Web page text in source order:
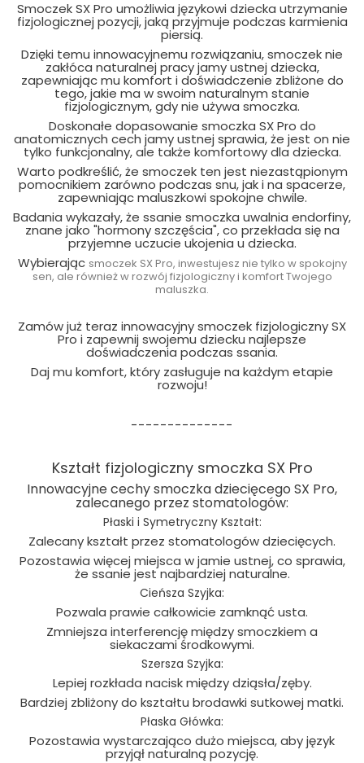
Smoczek SX Pro umożliwia językowi dziecka utrzymanie
fizjologicznej pozycji, jaką przyjmuje podczas karmienia
piersią.
Dzięki temu innowacyjnemu rozwiązaniu, smoczek nie
zakłóca naturalnej pracy jamy ustnej dziecka,
zapewniając mu komfort i doświadczenie zbliżone do
tego, jakie ma w swoim naturalnym stanie
fizjologicznym, gdy nie używa smoczka.
Doskonałe dopasowanie smoczka SX Pro do
anatomicznych cech jamy ustnej sprawia, że jest on nie
tylko funkcjonalny, ale także komfortowy dla dziecka.
Warto podkreślić, że smoczek ten jest niezastąpionym
pomocnikiem zarówno podczas snu, jak i na spacerze,
zapewniając maluszkowi spokojne chwile.
Badania wykazały, że ssanie smoczka uwalnia endorfiny,
znane jako "hormony szczęścia", co przekłada się na
przyjemne uczucie ukojenia u dziecka.
Wybierając smoczek SX Pro, inwestujesz nie tylko w spokojny
sen, ale również w rozwój fizjologiczny i komfort Twojego
maluszka.
Zamów już teraz innowacyjny smoczek fizjologiczny SX
Pro i zapewnij swojemu dziecku najlepsze
doświadczenia podczas ssania.
Daj mu komfort, który zasługuje na każdym etapie
rozwoju!
--------------
Kształt fizjologiczny smoczka SX Pro
Innowacyjne cechy smoczka dziecięcego SX Pro,
zalecanego przez stomatologów:
Płaski i Symetryczny Kształt:
Zalecany kształt przez stomatologów dziecięcych.
Pozostawia więcej miejsca w jamie ustnej, co sprawia,
że ssanie jest najbardziej naturalne.
Cieńsza Szyjka:
Pozwala prawie całkowicie zamknąć usta.
Zmniejsza interferencję między smoczkiem a
siekaczami środkowymi.
Szersza Szyjka:
Lepiej rozkłada nacisk między dziąsła/zęby.
Bardziej zbliżony do kształtu brodawki sutkowej matki.
Płaska Główka:
Pozostawia wystarczająco dużo miejsca, aby język
przyjął naturalną pozycję.